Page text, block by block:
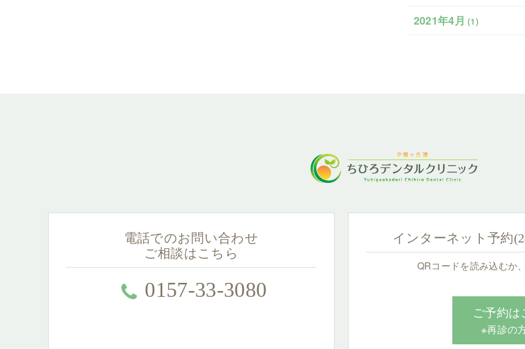
2021年4月 (1)
電話でのお問い合わせ
ご相談はこちら
0157-33-3080
インターネット予約
QRコードを読み込むか
ご予約は
※再診の